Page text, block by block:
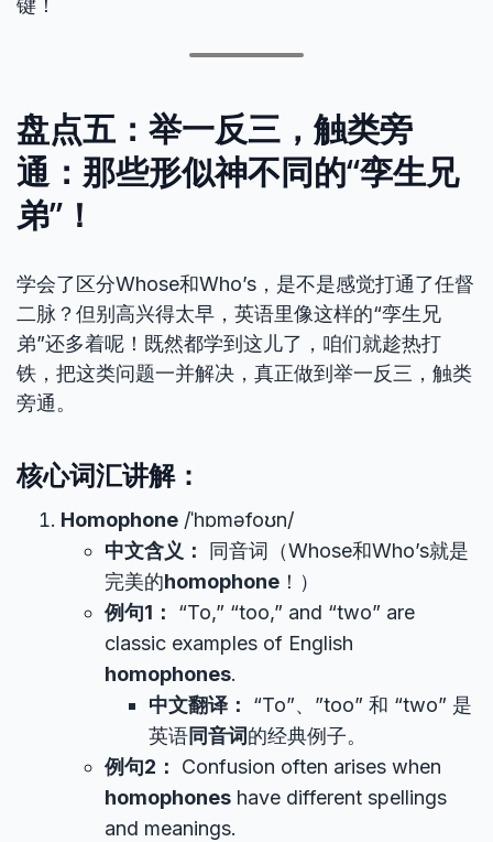
键！
盘点五：举一反三，触类旁
通：那些形似神不同的“孪生兄
弟”！
学会了区分Whose和Who’s，是不是感觉打通了任督
二脉？但别高兴得太早，英语里像这样的“孪生兄
弟”还多着呢！既然都学到这儿了，咱们就趁热打
铁，把这类问题一并解决，真正做到举一反三，触类
旁通。
核心词汇讲解：
Homophone /ˈhɒməfoʊn/
中文含义：
同音词（Whose和Who’s就是
完美的homophone ！）
例句1：
“To,” “too,” and “two” are
classic examples of English
homophones.
中文翻译：
“To”、”too” 和 “two” 是
英语同音词的经典例子。
例句2：
Confusion often arises when
homophones have different spellings
and meanings.